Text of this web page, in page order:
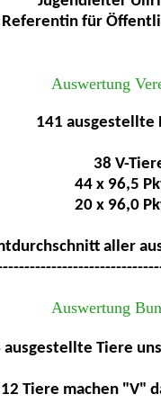
für
Auswertung
141 ausgestellte
38 V-
44 x 96,5
20 x 96,0
aller
Auswertung
ausgestellte Tiere
12 Tiere machen "V"